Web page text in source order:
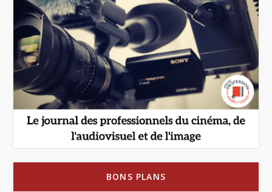
BONS PLANS